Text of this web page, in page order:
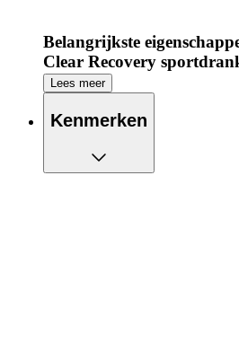
Belangrijkste
Clear Recovery
Vult aan, herstelt en hydrateert
te bevorderen Rijk aan eiwitten
Geschikt voor vegetariërs
gebruik. De formule bevat een
koolhydraten om herstel na
21g koolhydraten en 20g heldere
Lees meer
Kenmerken